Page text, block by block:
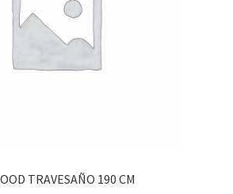
TRAVESAÑO 190 CM